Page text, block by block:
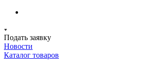
Подать заявку
Новости
Каталог товаров